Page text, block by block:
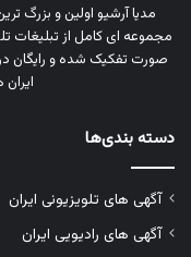
مدیا آرشیو اولین و بزرگ‌
مجموعه‌ ای کامل از تبلیغات
صورت تفکیک‌ شده و رایگان در
دسته بندی‌ها
آگهی های تلویزیونی ایران
آگهی های رادیویی ایران